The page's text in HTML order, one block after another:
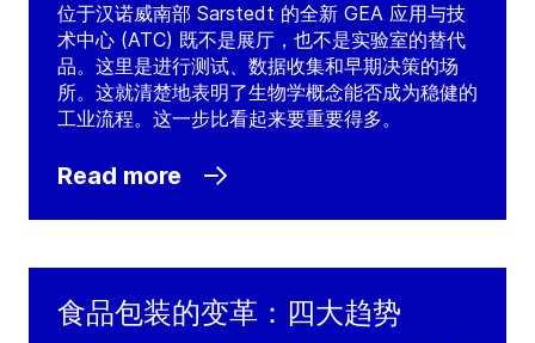
位于汉诺威南部 Sarstedt 的全新 GEA 应用与技
术中心 (ATC) 既不是展厅，也不是实验室的替代
品。这里是进行测试、数据收集和早期决策的场
所。这就清楚地表明了生物学概念能否成为稳健的
工业流程。这一步比看起来要重要得多。
Read more
食品包装的变革：四大趋势